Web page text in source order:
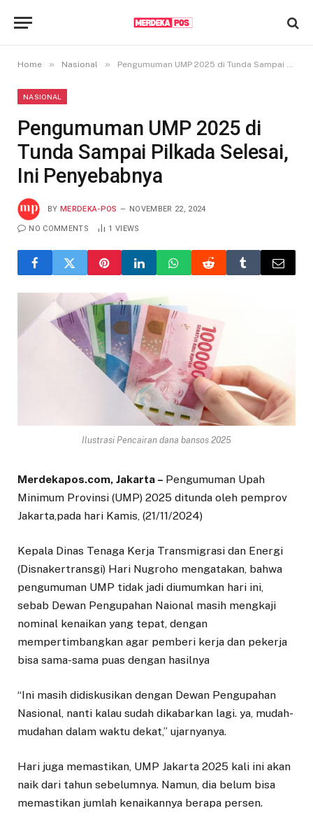
Home » Nasional » Pengumuman UMP 2025 di Tunda Sampai Pilkada Selesai, Ini Penyebabnya
NASIONAL
Pengumuman UMP 2025 di
Tunda Sampai Pilkada Selesai,
Ini Penyebabnya
BY MERDEKA-POS NOVEMBER 22, 2024
NO COMMENTS 1 VIEWS
Ilustrasi Pencairan dana bansos 2025
Merdekapos.com, Jakarta – Pengumuman Upah
Minimum Provinsi (UMP) 2025 ditunda oleh pemprov
Jakarta,pada hari Kamis, (21/11/2024)
Kepala Dinas Tenaga Kerja Transmigrasi dan Energi
(Disnakertransgi) Hari Nugroho mengatakan, bahwa
pengumuman UMP tidak jadi diumumkan hari ini,
sebab Dewan Pengupahan Naional masih mengkaji
nominal kenaikan yang tepat, dengan
mempertimbangkan agar pemberi kerja dan pekerja
bisa sama-sama puas dengan hasilnya
“Ini masih didiskusikan dengan Dewan Pengupahan
Nasional, nanti kalau sudah dikabarkan lagi. ya, mudah-
mudahan dalam waktu dekat,” ujarnyanya.
Hari juga memastikan, UMP Jakarta 2025 kali ini akan
naik dari tahun sebelumnya. Namun, dia belum bisa
memastikan jumlah kenaikannya berapa persen.